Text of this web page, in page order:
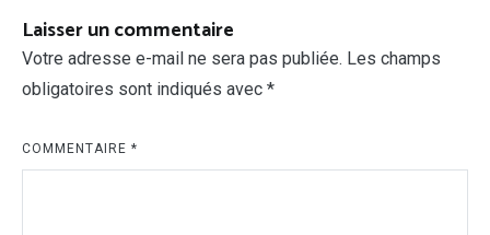
Laisser un commentaire
Votre adresse e-mail ne sera pas publiée. Les champs
obligatoires sont indiqués avec *
COMMENTAIRE *